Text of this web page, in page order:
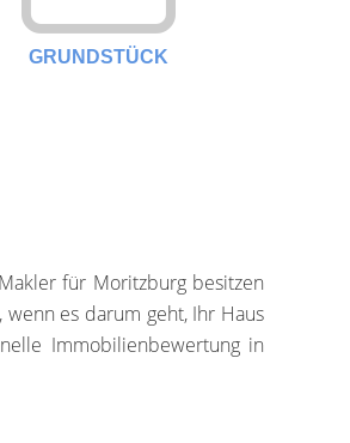
GRUNDSTÜCK
für Moritzburg besitzen
es darum geht, Ihr Haus
Immobilienbewertung in